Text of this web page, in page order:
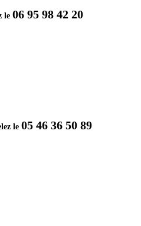
le 06 95 98 42 20
le 05 46 36 50 89